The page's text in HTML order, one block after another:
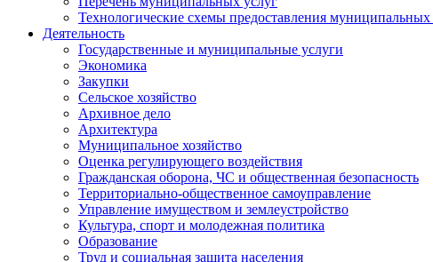
Технологические схемы предоставления муниципальных
Деятельность
Государственные и муниципальные услуги
Экономика
Закупки
Сельское хозяйство
Архивное дело
Архитектура
Муниципальное хозяйство
Оценка регулирующего воздействия
Гражданская оборона, ЧС и общественная безопасность
Территориально-общественное самоуправление
Управление имуществом и землеустройство
Культура, спорт и молодежная политика
Образование
Труд и социальная защита населения